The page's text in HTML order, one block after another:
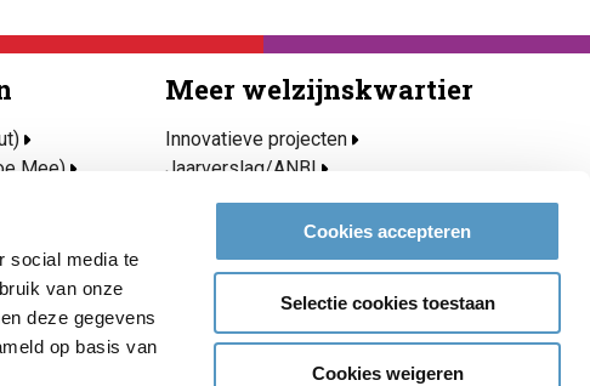
social media te
van onze
deze gegevens
op basis van
Cookies accepteren
Selectie cookies toestaan
Cookies weigeren
Mee)
opgroeien
Meer welzijnskwartier
Innovatieve projecten
Jaarverslag/ANBI
Privacy- en cookieverklaring
Over Welzijnskwartier
Medewerkers